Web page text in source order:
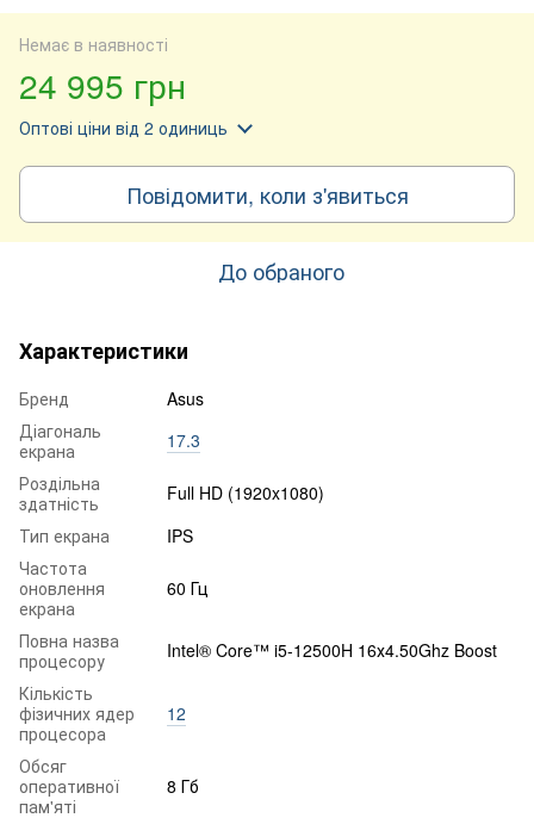
Немає в наявності
24 995 грн
Оптові ціни від 2 одиниць
Повідомити, коли з'явиться
До обраного
Характеристики
Бренд
Asus
Діагональ
екрана
17.3
Роздільна
здатність
Full HD (1920x1080)
Тип екрана
IPS
Частота
оновлення
екрана
60 Гц
Повна назва
процесору
Intel® Core™ i5-12500H 16х4.50Ghz Boost
Кількість
фізичних ядер
процесора
12
Обсяг
оперативної
пам'яті
8 Гб